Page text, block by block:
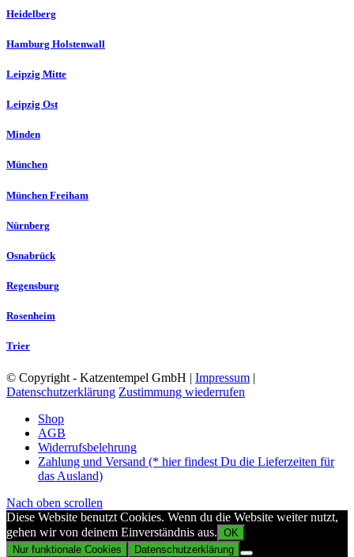
Heidelberg
Hamburg Holstenwall
Leipzig Mitte
Leipzig Ost
Minden
München
München Freiham
Nürnberg
Osnabrück
Regensburg
Rosenheim
Trier
© Copyright - Katzentempel GmbH | Impressum |
Datenschutzerklärung Zustimmung wiederrufen
Shop
AGB
Widerrufsbelehrung
Zahlung und Versand (* hier findest Du die Lieferzeiten für
das Ausland)
Nach oben scrollen
Diese Website benutzt Cookies. Wenn du die Website weiter nutzt,
gehen wir von deinem Einverständnis aus. OK
Nur funktionale Cookies
Datenschutzerklärung